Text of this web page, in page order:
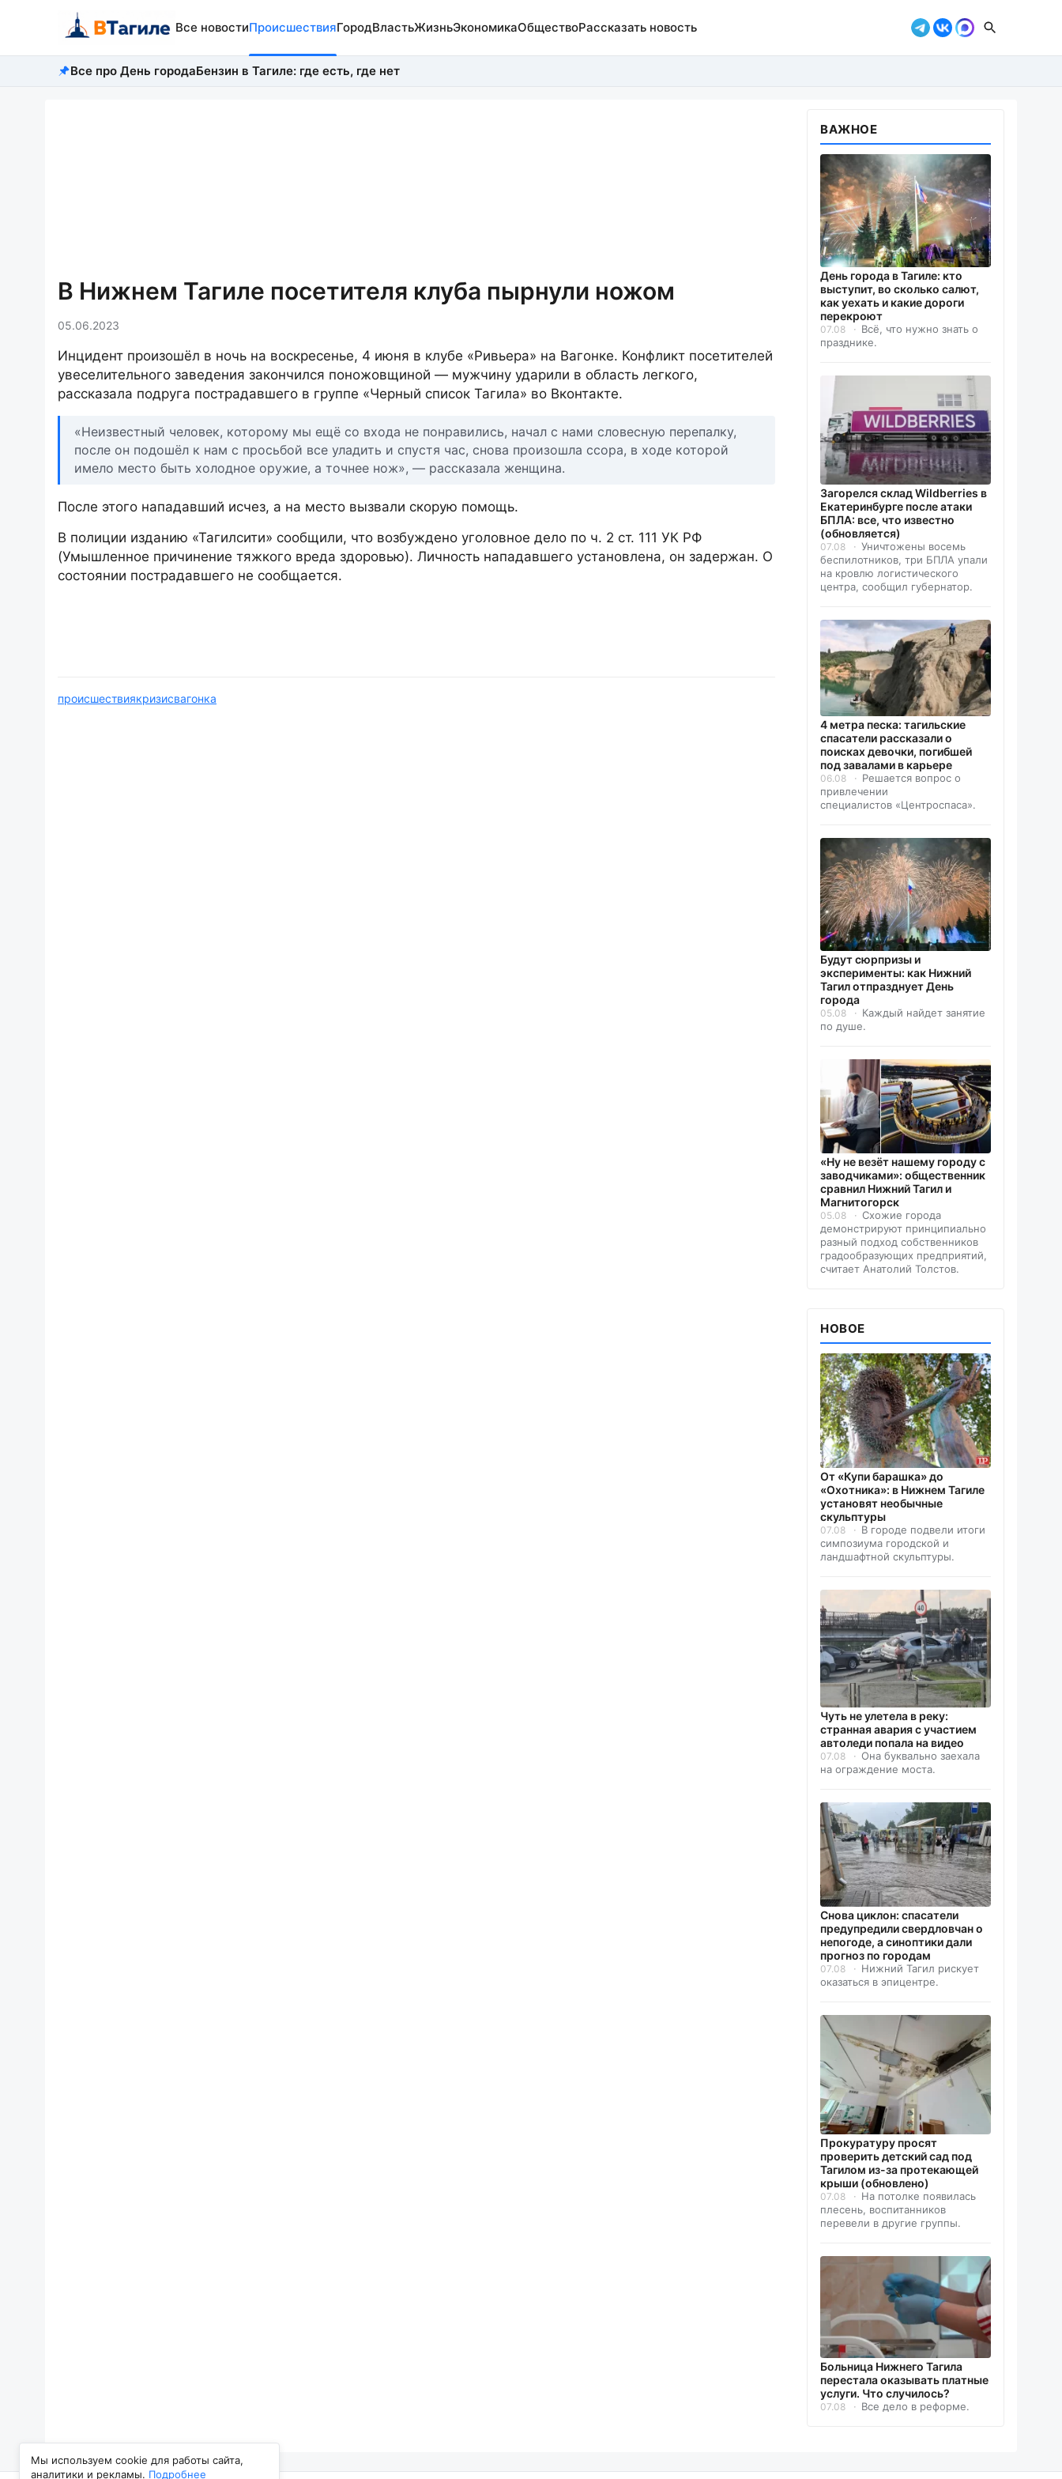
Мы используем cookie для работы сайта,
аналитики и рекламы. Подробнее
Все новостиПроисшествияГородВластьЖизньЭкономикаОбществоРассказать новость
Все про День городаБензин в Тагиле: где есть, где нет
В Нижнем Тагиле посетителя клуба пырнули ножом
05.06.2023
Инцидент произошёл в ночь на воскресенье, 4 июня в клубе «Ривьера» на Вагонке. Конфликт посетителей
увеселительного заведения закончился поножовщиной — мужчину ударили в область легкого,
рассказала подруга пострадавшего в группе «Черный список Тагила» во Вконтакте.
«Неизвестный человек, которому мы ещё со входа не понравились, начал с нами словесную перепалку,
после он подошёл к нам с просьбой все уладить и спустя час, снова произошла ссора, в ходе которой
имело место быть холодное оружие, а точнее нож», — рассказала женщина.
После этого нападавший исчез, а на место вызвали скорую помощь.
В полиции изданию «Тагилсити» сообщили, что возбуждено уголовное дело по ч. 2 ст. 111 УК РФ
(Умышленное причинение тяжкого вреда здоровью). Личность нападавшего установлена, он задержан. О
состоянии пострадавшего не сообщается.
происшествиякризисвагонка
ВАЖНОЕ
День города в Тагиле: кто
выступит, во сколько салют,
как уехать и какие дороги
перекроют
07.08
Всё, что нужно знать о
празднике.
Загорелся склад Wildberries в
Екатеринбурге после атаки
БПЛА: все, что известно
(обновляется)
07.08
Уничтожены восемь
беспилотников, три БПЛА упали
на кровлю логистического
центра, сообщил губернатор.
4 метра песка: тагильские
спасатели рассказали о
поисках девочки, погибшей
под завалами в карьере
06.08
Решается вопрос о
привлечении
специалистов «Центроспаса».
Будут сюрпризы и
эксперименты: как Нижний
Тагил отпразднует День
города
05.08
Каждый найдет занятие
по душе.
«Ну не везёт нашему городу с
заводчиками»: общественник
сравнил Нижний Тагил и
Магнитогорск
05.08
Схожие города
демонстрируют принципиально
разный подход собственников
градообразующих предприятий,
считает Анатолий Толстов.
НОВОЕ
От «Купи барашка» до
«Охотника»: в Нижнем Тагиле
установят необычные
скульптуры
07.08
В городе подвели итоги
симпозиума городской и
ландшафтной скульптуры.
Чуть не улетела в реку:
странная авария с участием
автоледи попала на видео
07.08
Она буквально заехала
на ограждение моста.
Снова циклон: спасатели
предупредили свердловчан о
непогоде, а синоптики дали
прогноз по городам
07.08
Нижний Тагил рискует
оказаться в эпицентре.
Прокуратуру просят
проверить детский сад под
Тагилом из-за протекающей
крыши (обновлено)
07.08
На потолке появилась
плесень, воспитанников
перевели в другие группы.
Больница Нижнего Тагила
перестала оказывать платные
услуги. Что случилось?
07.08 Все дело в реформе.